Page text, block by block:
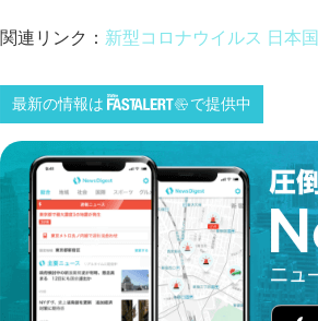
関連リンク： 新型コロナウイルス 日本
最新の情報は で提供中